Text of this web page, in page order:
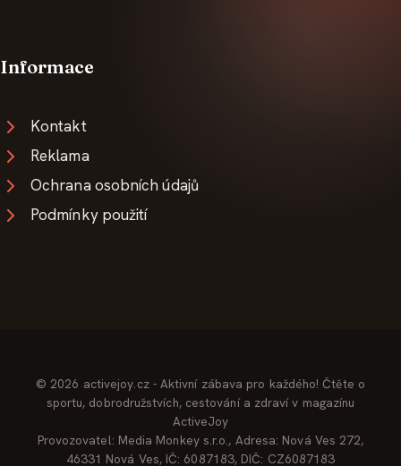
Informace
Kontakt
Reklama
Ochrana osobních údajů
Podmínky použití
© 2026 activejoy.cz - Aktivní zábava pro každého! Čtěte o
sportu, dobrodružstvích, cestování a zdraví v magazínu
ActiveJoy
Provozovatel: Media Monkey s.r.o., Adresa: Nová Ves 272,
46331 Nová Ves, IČ: 6087183, DIČ: CZ6087183